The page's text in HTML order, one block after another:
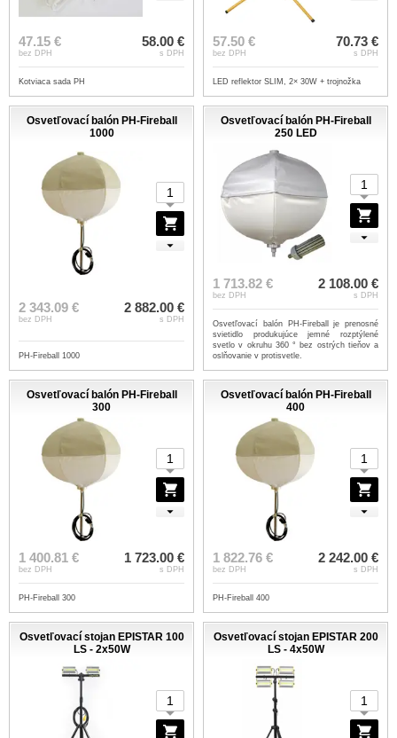
47.15 €
bez DPH
58.00 €
s DPH
Kotviaca sada PH
57.50 €
bez DPH
70.73 €
s DPH
LED reflektor SLIM, 2× 30W + trojnožka
Osvetľovací balón PH-Fireball
1000
2 343.09 €
bez DPH
2 882.00 €
s DPH
PH-Fireball 1000
Osvetľovací balón PH-Fireball
250 LED
1 713.82 €
bez DPH
2 108.00 €
s DPH
Osvetľovací balón PH-Fireball je prenosné
svietidlo produkujúce jemné rozptýlené
svetlo v okruhu 360 ° bez ostrých tieňov a
oslňovanie v protisvetle.
Osvetľovací balón PH-Fireball
300
1 400.81 €
bez DPH
1 723.00 €
s DPH
PH-Fireball 300
Osvetľovací balón PH-Fireball
400
1 822.76 €
bez DPH
2 242.00 €
s DPH
PH-Fireball 400
Osvetľovací stojan EPISTAR 100
LS - 2x50W
Osvetľovací stojan EPISTAR 200
LS - 4x50W